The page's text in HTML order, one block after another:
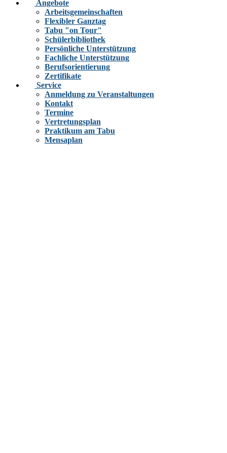
Angebote
Arbeitsgemeinschaften
Flexibler Ganztag
Tabu "on Tour"
Schülerbibliothek
Persönliche Unterstützung
Fachliche Unterstützung
Berufsorientierung
Zertifikate
Service
Anmeldung zu Veranstaltungen
Kontakt
Termine
Vertretungsplan
Praktikum am Tabu
Mensaplan